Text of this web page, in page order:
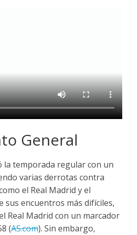
General
la temporada regular con un
varias derrotas contra
el Real Madrid y el
sus encuentros más difíciles,
Real Madrid con un marcador
(AS.com)​. Sin embargo,